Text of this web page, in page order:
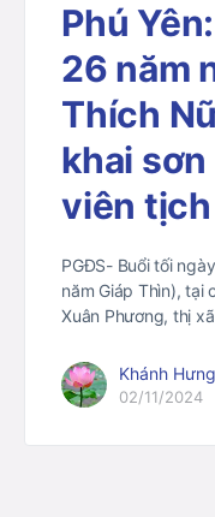
Phú
26 năm
Thích
khai sơn
viên tịch
PGĐS- Buổi tối
năm Giáp Thìn), tại
Xuân Phương, thị
Khánh Hưng
02/11/2024